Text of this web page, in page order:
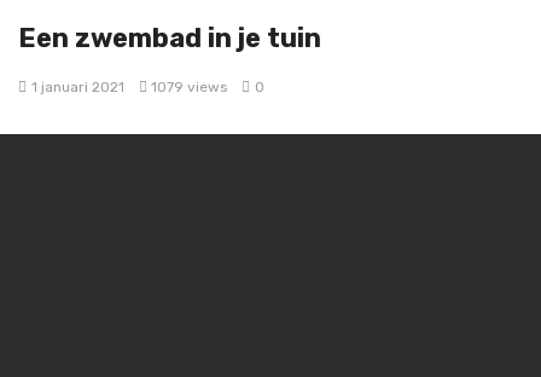
Een zwembad in je tuin
1 januari 2021 1079 views 0